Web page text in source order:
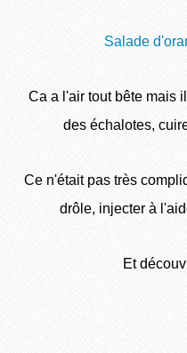
Salade
Ca a l'air tout bête mais
des échalotes,
Ce n'était pas très
drôle, injecter à
Et